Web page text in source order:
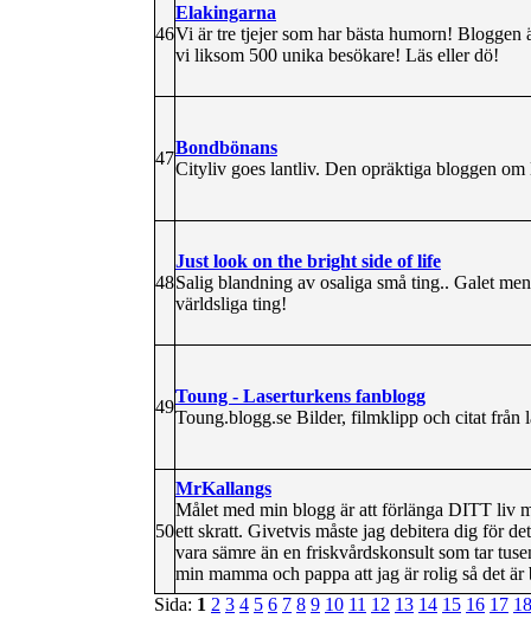
46
Elakingarna
Vi är tre tjejer som har bästa humorn!
vi liksom 500 unika besökare! Läs eller dö!
47
Bondbönans
Cityliv goes lantliv. Den opräktiga bloggen
48
Just look on the bright side of life
Salig blandning av osaliga små ting.. Galet
världsliga ting!
49
Toung - Laserturkens fanblogg
Toung.blogg.se Bilder, filmklipp och citat från
50
MrKallangs
Målet med min blogg är att förlänga DITT liv
ett skratt. Givetvis måste jag debitera dig för
vara sämre än en friskvårdskonsult som tar
min mamma och pappa att jag är rolig så det
Sida: 1 2 3 4 5 6 7 8 9 10 11 12 13 14 15 16 17 18